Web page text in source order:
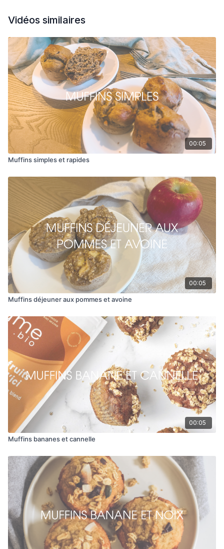
soit légèrement doré et ferme au toucher.
Laisser refroidir quelques minutes avant de démouler.
Vidéos similaires
00:05
Muffins simples et rapides
00:05
Muffins déjeuner aux pommes et avoine
00:05
Muffins bananes et cannelle